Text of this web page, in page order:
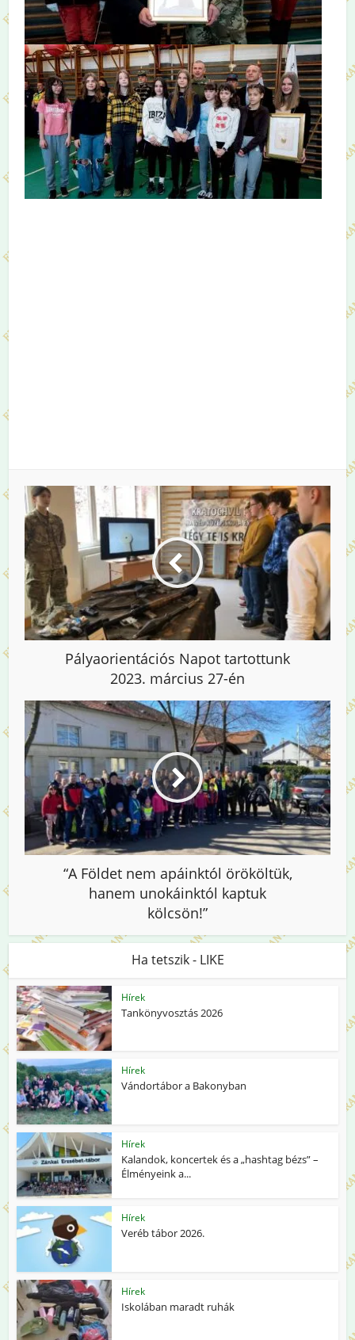
Pályaorientációs Napot tartottunk
2023. március 27-én
“A Földet nem apáinktól örököltük,
hanem unokáinktól kaptuk
kölcsön!”
Ha tetszik - LIKE
Hírek
Tankönyvosztás 2026
Hírek
Vándortábor a Bakonyban
Hírek
Kalandok, koncertek és a „hashtag bézs” –
Élményeink a...
Hírek
Veréb tábor 2026.
Hírek
Iskolában maradt ruhák